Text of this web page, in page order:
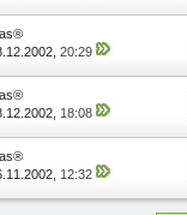
20:29
18:08
12:32